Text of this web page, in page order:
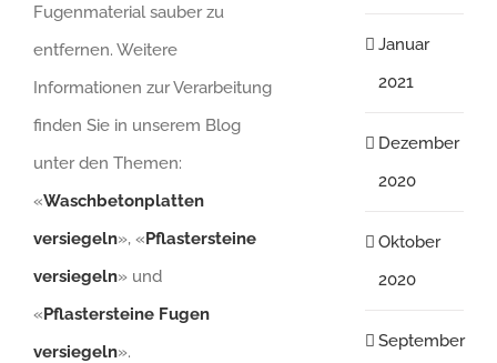
Fugenmaterial sauber zu
entfernen. Weitere
Informationen zur Verarbeitung
finden Sie in unserem Blog
unter den Themen:
«Waschbetonplatten
versiegeln», «Pflastersteine
versiegeln» und
«Pflastersteine Fugen
versiegeln».
Januar
2021
Dezember
2020
Oktober
2020
September